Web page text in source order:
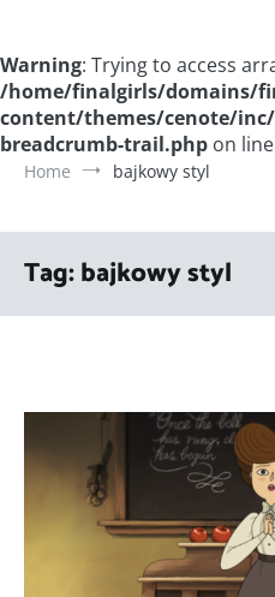
Warning: Trying to access
/home/finalgirls/domains/
content/themes/cenote/
breadcrumb-trail.php on line
Home bajkowy styl
Tag:bajkowy styl